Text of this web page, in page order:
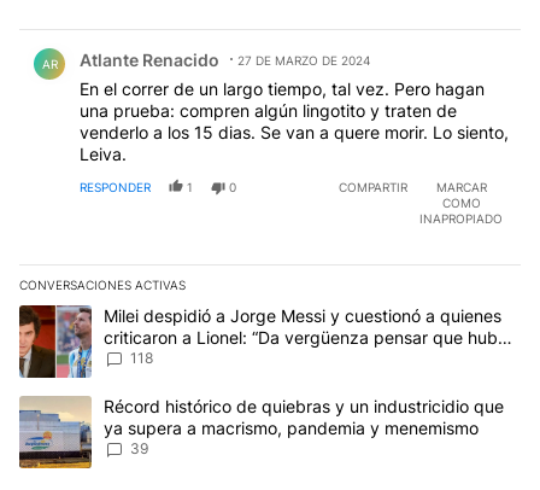
AR Atlante Renacido 27 DE MARZO DE 2024
En el correr de un largo tiempo, tal vez. Pero hagan
una prueba: compren algún lingotito y traten de
venderlo a los 15 dias. Se van a quere morir. Lo siento,
Leiva.
RESPONDER 1 0 COMPARTIR
MARCAR
COMO
INAPROPIADO
CONVERSACIONES ACTIVAS
Este listado muestra los artículos con más comentarios en los
Un artículo de tendencia con el título "Milei despidió a Jorge
Milei despidió a Jorge Messi y cuestionó a quienes
criticaron a Lionel: “Da vergüenza pensar que hubo
anti-Messi”
118
Un artículo de tendencia con el título "Récord histórico de
Récord histórico de quiebras y un industricidio que
ya supera a macrismo, pandemia y menemismo
39